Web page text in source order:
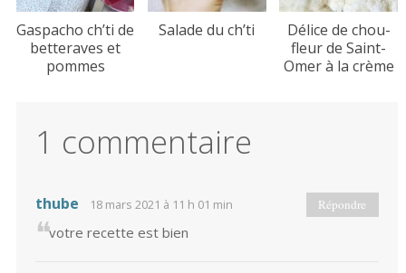
Gaspacho ch’ti de
betteraves et
pommes
Salade du ch’ti
Délice de chou-
fleur de Saint-
Omer à la crème
1 commentaire
thube 18 mars 2021 à 11 h 01 min
votre recette est bien
Répondre